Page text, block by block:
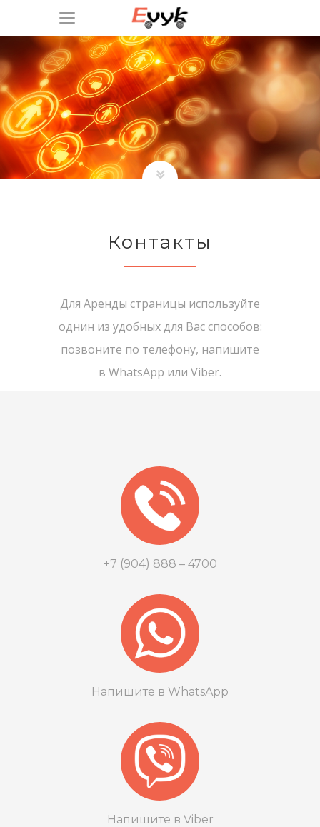
Контакты
Для Аренды страницы используйте
однин из удобных для Вас способов:
позвоните по телефону, напишите
в WhatsApp или Viber.
+7 (904) 888 – 4700
Напишите в WhatsApp
Напишите в Viber